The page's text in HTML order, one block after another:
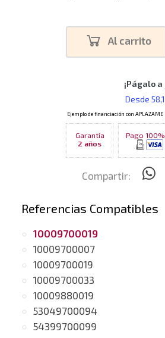
Al carrito
Garantía
2 años
Pago 100%
Compartir:
Referencias Compatibles
10009700019
10009700007
10009700019
10009700033
10009880019
53049700094
54399700099